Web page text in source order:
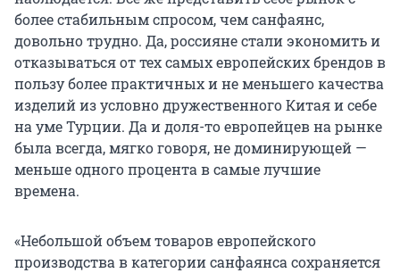
более стабильным спросом, чем санфаянс,
довольно трудно. Да, россияне стали экономить и
отказываться от тех самых европейских брендов в
пользу более практичных и не меньшего качества
изделий из условно дружественного Китая и себе
на уме Турции. Да и доля-то европейцев на рынке
была всегда, мягко говоря, не доминирующей —
меньше одного процента в самые лучшие
времена.
«Небольшой объем товаров европейского
производства в категории санфаянса сохраняется